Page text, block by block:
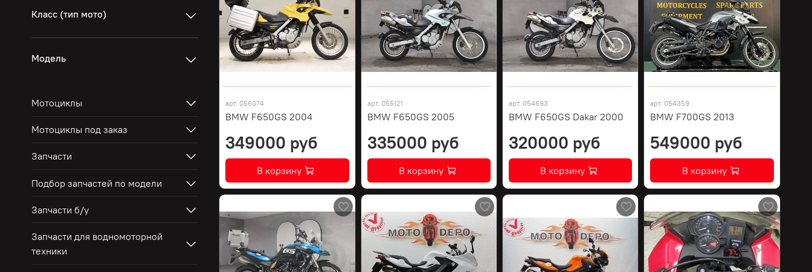
арт. 056074
BMW F650GS 2004
349000 руб
В корзину
арт. 055121
BMW F650GS 2005
335000 руб
В корзину
арт. 054693
BMW F650GS Dakar 2000
320000 руб
В корзину
арт. 054359
BMW F700GS 2013
549000 руб
В корзину
Класс (тип мото)
Модель
Мотоциклы
Мотоциклы под заказ
Запчасти
Подбор запчастей по модели
Запчасти б/у
Запчасти для водномоторной
техники